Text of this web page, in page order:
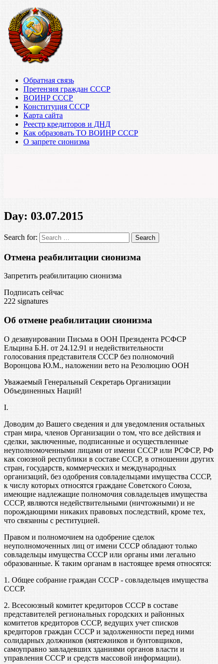
Обратная связь
Претензия граждан СССР
ВОИНР СССР
Конституция СССР
Карта сайта
Реестр кредиторов и ДНД
Как образовать ТО ВОИНР СССР
О запрете сионизма
Day: 03.07.2015
Search for:
Отмена реабилитации сионизма
Запретить реабилитацию сионизма
Подписать сейчас
222 signatures
Об отмене реабилитации сионизма
О дезавуировании Письма в ООН Президента РСФСР
Ельцина Б.Н. от 24.12.91 и недействительности
голосования представителя СССР без полномочий
Воронцова Ю.М., наложении вето на Резолюцию ООН
Уважаемый Генеральный Секретарь Организации
Объединенных Наций!
I.
Доводим до Вашего сведения и для уведомления остальных
стран мира, членов Организации о том, что все действия и
сделки, заключенные, подписанные и осуществленные
неуполномоченными лицами от имени СССР или РСФСР, РФ
как союзной республики в составе СССР, в отношении других
стран, государств, коммерческих и международных
организаций, без одобрения совладельцами имущества СССР,
к числу которых относятся граждане Советского Союза,
имеющие надлежащие полномочия совладельцев имущества
СССР, являются недействительными (ничтожными) и не
порождающими никаких правовых последствий, кроме тех,
что связанны с реституцией.
Правом и полномочием на одобрение сделок
неуполномоченных лиц от имени СССР обладают только
совладельцы имущества СССР или органы ими легально
образованные. К таким органам в настоящее время относятся:
1. Общее собрание граждан СССР - совладельцев имущества
СССР.
2. Всесоюзный комитет кредиторов СССР в составе
представителей региональных городских и районных
комитетов кредиторов СССР, ведущих учет списков
кредиторов граждан СССР и задолженности перед ними
солидарных должников (мятежников и бунтовщиков,
самоуправно завладевших зданиями органов власти и
управления СССР и средств массовой информации).